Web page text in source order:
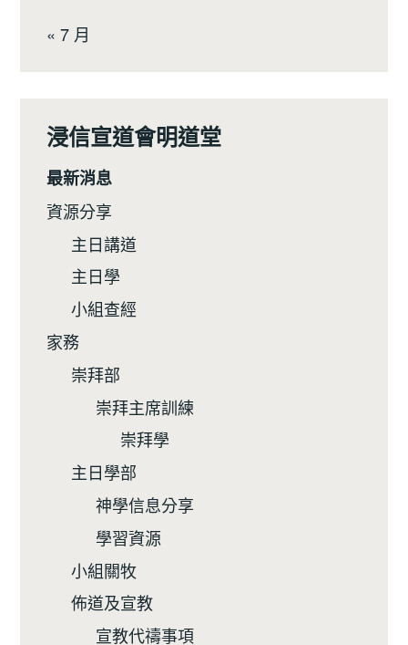
« 7 月
浸信宣道會明道堂
最新消息
資源分享
主日講道
主日學
小組查經
家務
崇拜部
崇拜主席訓練
崇拜學
主日學部
神學信息分享
學習資源
小組關牧
佈道及宣教
宣教代禱事項